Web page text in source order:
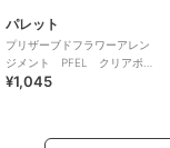
パレット
プリザーブドフラワーアレン
ジメント PFEL クリアポー
チ アイスランドモスモスグ
¥1,045